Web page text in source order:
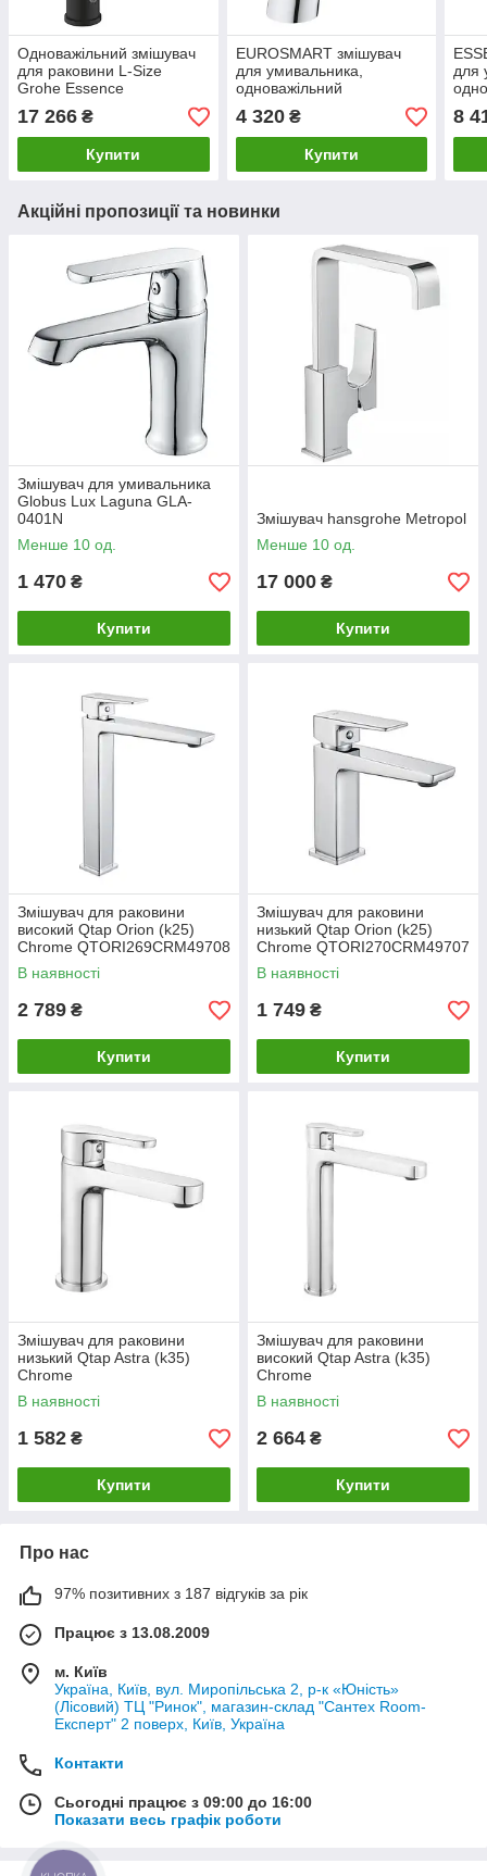
Одноважільний змішувач
для раковини L-Size
Grohe Essence
(24177KF1)
17 266 ₴
Купити
EUROSMART змішувач
для умивальника,
одноважільний
4 320₴
Купити
для
8
Акційні пропозиції та новинки
Змішувач для умивальника
Globus Lux Laguna GLA-
0401N
Менше 10 од.
1 470 ₴
Купити
Змішувач hansgrohe Metropol
Менше 10 од.
17 000 ₴
Купити
Змішувач для раковини
високий Qtap Orion (k25)
Chrome QTORI269CRM49708
В наявності
2 789 ₴
Купити
Змішувач для раковини
низький Qtap Orion (k25)
Chrome QTORI270CRM49707
В наявності
1 749 ₴
Купити
Змішувач для раковини
низький Qtap Astra (k35)
Chrome
QTAST270CRM49713
В наявності
1 582 ₴
Купити
Змішувач для раковини
високий Qtap Astra (k35)
Chrome
QTAST269CRM49714
В наявності
2 664 ₴
Купити
Про нас
97% позитивних з 187 відгуків за рік
Працює з 13.08.2009
м. Київ
Україна, Київ, вул. Миропільська 2, р-к «Юність»
(Лісовий) ТЦ "Ринок", магазин-склад "Сантех Room-
Експерт" 2 поверх, Київ, Україна
Контакти
Сьогодні працює з 09:00 до 16:00
Показати весь графік роботи